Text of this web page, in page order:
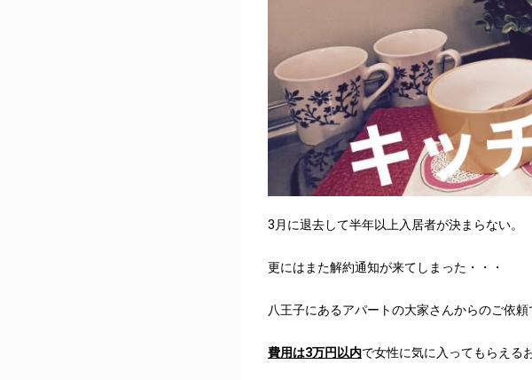
3月に退去して半年以上入居者が決まらない。
更にはまた解約通知が来てしまった・・・
八王子にあるアパートの大家さんからのご依頼
費用は3万円以内で女性に気に入ってもらえる